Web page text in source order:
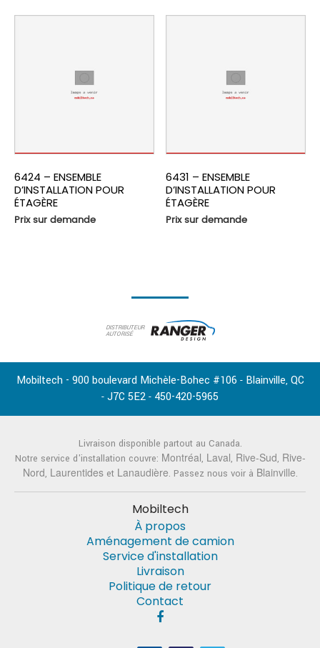
6424 – ENSEMBLE
D’INSTALLATION POUR
ÉTAGÈRE
Prix sur demande
6431 – ENSEMBLE
D’INSTALLATION POUR
ÉTAGÈRE
Prix sur demande
DISTRIBUTEUR
AUTORISÉ
Mobiltech - 900 boulevard Michèle-Bohec #106 - Blainville, QC
- J7C 5E2 - 450-420-5965
Livraison disponible partout au Canada.
Notre service d'installation couvre: Montréal, Laval, Rive-Sud, Rive-
Nord, Laurentideset Lanaudière. Passez nous voir à Blainville.
Mobiltech
À propos
Aménagement de camion
Service d'installation
Livraison
Politique de retour
Contact